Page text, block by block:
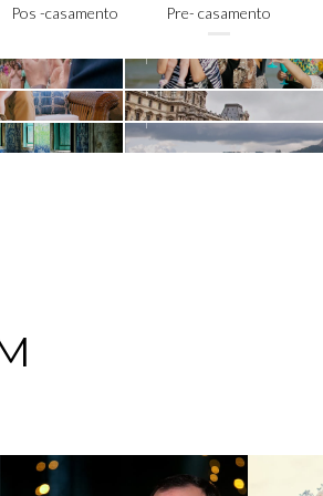
Pos -casamento Pre- casamento
DRINK
- PRÉ-
OCTAVIA E TIAGO